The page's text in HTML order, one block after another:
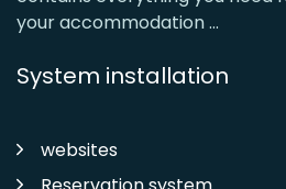
your accommodation ...
System installation
websites